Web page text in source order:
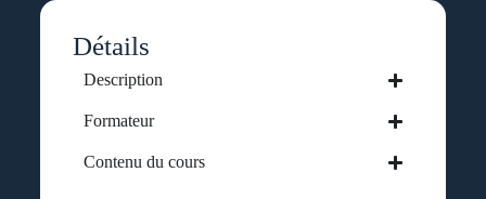
Détails
Description
Formateur
Contenu du cours